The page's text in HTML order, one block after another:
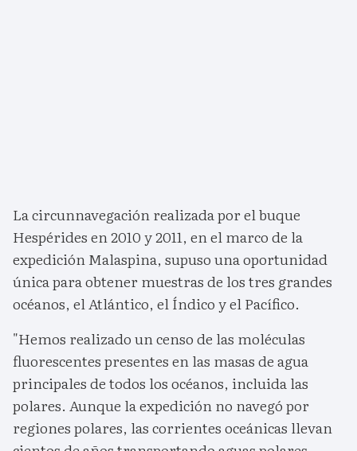
La circunnavegación realizada por el buque
Hespérides en 2010 y 2011, en el marco de la
expedición Malaspina, supuso una oportunidad
única para obtener muestras de los tres grandes
océanos, el Atlántico, el Índico y el Pacífico.
"Hemos realizado un censo de las moléculas
fluorescentes presentes en las masas de agua
principales de todos los océanos, incluida las
polares. Aunque la expedición no navegó por
regiones polares, las corrientes oceánicas llevan